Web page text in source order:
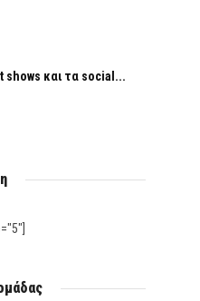
shows και τα social...